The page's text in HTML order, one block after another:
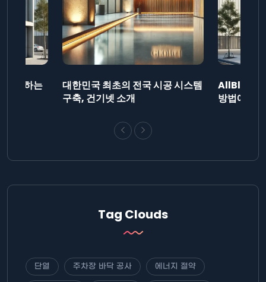
제출하는
대한민국 최초의 전국 시공 시스템
구축, 건기넷 소개
AllBlog에
방법에 대
Tag Clouds
단열 주차장 바닥 공사 에너지 절약